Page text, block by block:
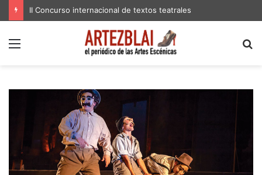
II Concurso internacional de textos teatrales
Menú